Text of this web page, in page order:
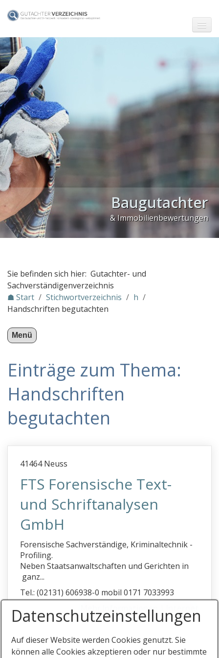
☗ Start
Gutachter in Berlin
Gutachter in Frankfurt (Main)
Gutachter in Hamburg
Gutachter in Köln
Gutachter in München
Gutachter in Stuttgart
PLZ Gebiet 0
PLZ Gebiet 1
PLZ Gebiet 2
PLZ Gebiet 3
PLZ Gebiet 5
PLZ Gebiet 6
PLZ Gebiet 7
PLZ Gebiet 9
Stichwortverzeichnis
b
c
f
g
h
Hafen
Handschriften begutachten
Hauptuntersuchung
Hauskaufberatung
Hausrat Wertgutachten
Hausschwamm
Haustechnik
Baugutachter
& Immobilienbewertungen
Sie befinden sich hier: Gutachter- und
Sachverständigenverzeichnis
☗ Start / Stichwortverzeichnis / h /
Handschriften begutachten
Menü
Einträge zum Thema:
Handschriften
begutachten
41464 Neuss
FTS Forensische Text-
und Schriftanalysen
GmbH
Forensische Sachverständige, Kriminaltechnik -
Profiling.
Neben Staatsanwaltschaften und Gerichten in
ganz...
Tel.: (02131) 606938-0 mobil 0171 7033993
Mehr Informationen
Datenschutz­einstellungen
Auf dieser Website werden Cookies genutzt. Sie
können alle Cookies akzeptieren oder nur bestimmte